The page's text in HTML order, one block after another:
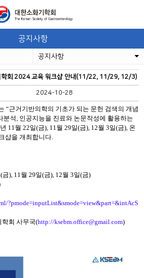
공지사항
공지사항
학회 2024 교육 워크샵 안내(11/22, 11/29, 12/3)
2024-10-28
“근거기반의학의 기초가 되는 문헌 검색의 개념
분석, 인공지능을 진료와 논문작성에 활용하는
11월 22일(금), 11월 29일(금), 12월 3일(금), 온
샵을 개최합니다.
), 11월 29일(금), 12월 3일(금)
?pmode=inputList&smode=view&part=&intAcS
학회 사무국(http://ksebm.office@gmail.com)